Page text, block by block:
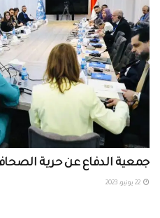
جمعية الدفاع عن حرية
22 يونيو، 2023